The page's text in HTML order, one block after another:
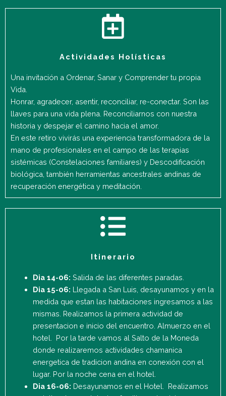
Actividades Holísticas
Una invitación a Ordenar, Sanar y Comprender tu propia
Vida.
Honrar, agradecer, asentir, reconciliar, re-conectar. Son las
llaves para una vida plena. Reconciliarnos con nuestra
historia y despejar el camino hacia el amor.
En este retiro vivirás una experiencia transformadora de la
mano de profesionales en el campo de las terapias
sistémicas (Constelaciones familiares) y Descodificación
biológica, también herramientas ancestrales andinas de
recuperación energética y meditación.
Itinerario
Dia 14-06: Salida de las diferentes paradas.
Dia 15-06: Llegada a San Luis, desayunamos y en la
medida que estan las habitaciones ingresamos a las
mismas. Realizamos la primera actividad de
presentacion e inicio del encuentro. Almuerzo en el
hotel. Por la tarde vamos al Salto de la Moneda
donde realizaremos actividades chamanica
energetica de tradicion andina en conexión con el
lugar. Por la noche cena en el hotel.
Dia 16-06: Desayunamos en el Hotel. Realizamos